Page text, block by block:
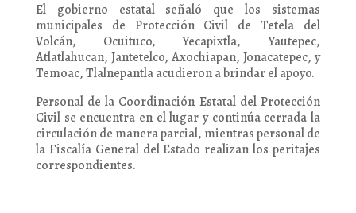
El gobierno estatal señaló que los sistemas
municipales de Protección Civil de Tetela del
Volcán, Ocuituco, Yecapixtla, Yautepec,
Atlatlahucan, Jantetelco, Axochiapan, Jonacatepec, y
Temoac, Tlalnepantla acudieron a brindar el apoyo.
Personal de la Coordinación Estatal del Protección
Civil se encuentra en el lugar y continúa cerrada la
circulación de manera parcial, mientras personal de
la Fiscalía General del Estado realizan los peritajes
correspondientes.